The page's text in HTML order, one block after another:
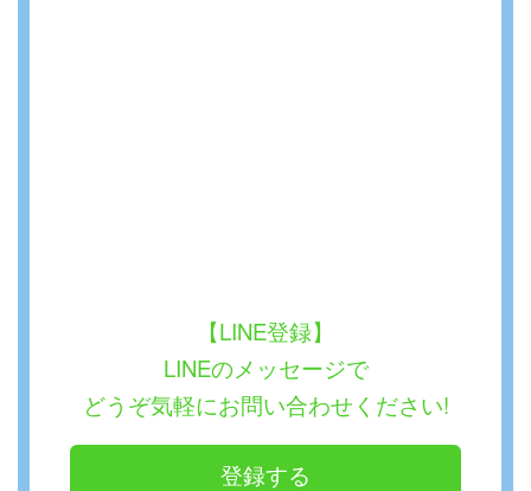
【LINE登録】
LINEのメッセージで
どうぞ気軽にお問い合わせください!
登録する